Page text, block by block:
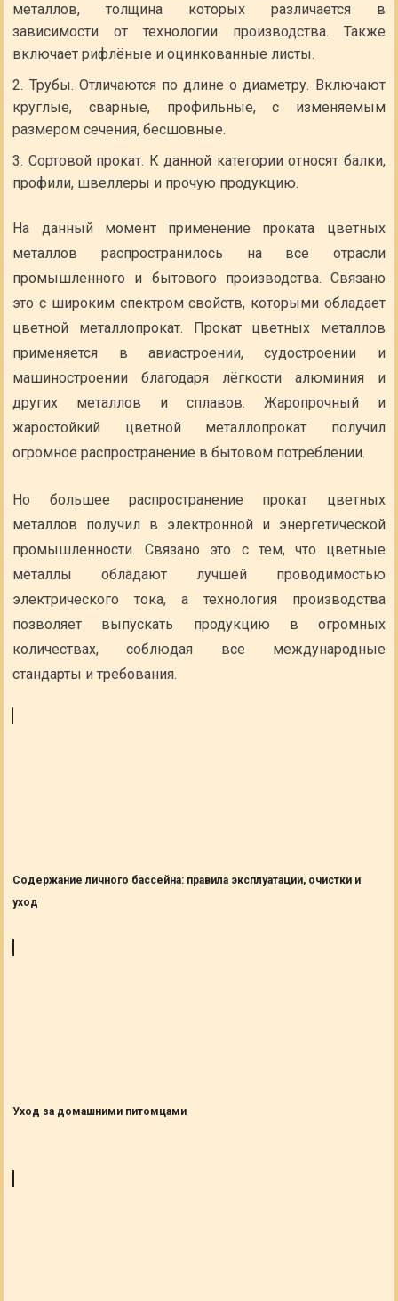
металлов, толщина которых различается в
зависимости от технологии производства. Также
включает рифлёные и оцинкованные листы.
Трубы. Отличаются по длине о диаметру. Включают
круглые, сварные, профильные, с изменяемым
размером сечения, бесшовные.
Сортовой прокат. К данной категории относят балки,
профили, швеллеры и прочую продукцию.
На данный момент применение проката цветных
металлов распространилось на все отрасли
промышленного и бытового производства. Связано
это с широким спектром свойств, которыми обладает
цветной металлопрокат. Прокат цветных металлов
применяется в авиастроении, судостроении и
машиностроении благодаря лёгкости алюминия и
других металлов и сплавов. Жаропрочный и
жаростойкий цветной металлопрокат получил
огромное распространение в бытовом потреблении.
Но большее распространение прокат цветных
металлов получил в электронной и энергетической
промышленности. Связано это с тем, что цветные
металлы обладают лучшей проводимостью
электрического тока, а технология производства
позволяет выпускать продукцию в огромных
количествах, соблюдая все международные
стандарты и требования.
Содержание личного бассейна: правила эксплуатации, очистки и
уход
Уход за домашними питомцами